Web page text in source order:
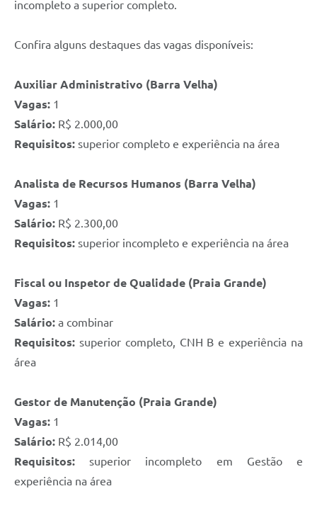
incompleto a superior completo.
Confira alguns destaques das vagas disponíveis:
Auxiliar Administrativo (Barra Velha)
Vagas: 1
Salário: R$ 2.000,00
Requisitos: superior completo e experiência na área
Analista de Recursos Humanos (Barra Velha)
Vagas: 1
Salário: R$ 2.300,00
Requisitos: superior incompleto e experiência na área
Fiscal ou Inspetor de Qualidade (Praia Grande)
Vagas: 1
Salário: a combinar
Requisitos: superior completo, CNH B e experiência na
área
Gestor de Manutenção (Praia Grande)
Vagas: 1
Salário: R$ 2.014,00
Requisitos: superior incompleto em Gestão e
experiência na área